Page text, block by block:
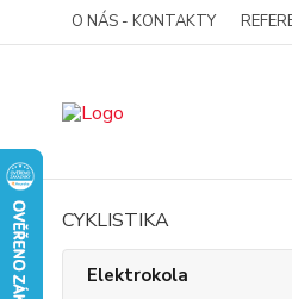
O NÁS - KONTAKTY
CYKLISTIKA
Elektrokola